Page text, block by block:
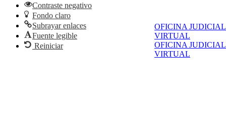
OFICINA JUDICIAL
VIRTUAL
OFICINA JUDICIAL
VIRTUAL
Contraste negativo
Fondo claro
Subrayar enlaces
Fuente legible
Reiniciar